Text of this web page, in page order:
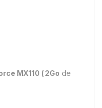
MX110 ( 2Go de